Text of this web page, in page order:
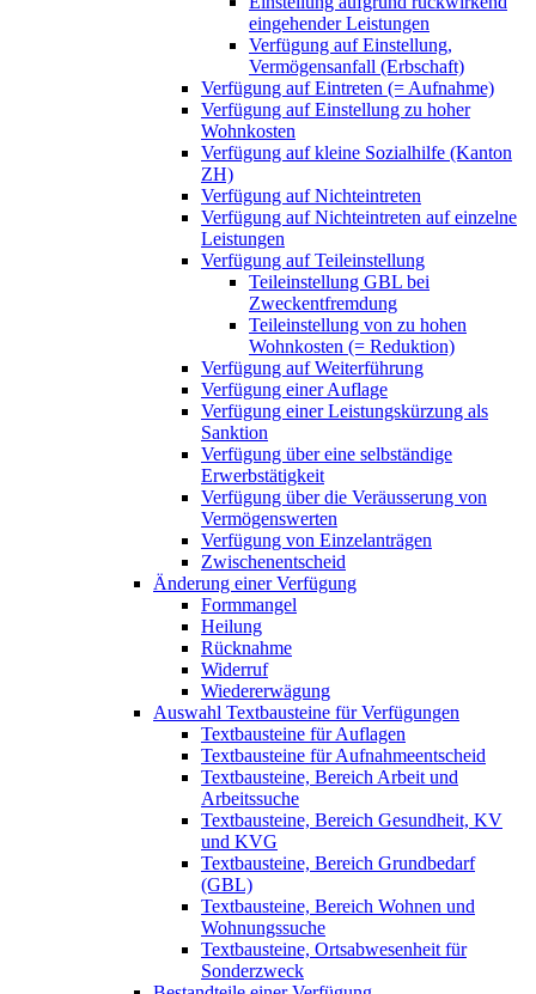
eingehender Leistungen
Verfügung auf Einstellung,
Vermögensanfall (Erbschaft)
Verfügung auf Eintreten (= Aufnahme)
Verfügung auf Einstellung zu hoher
Wohnkosten
Verfügung auf kleine Sozialhilfe (Kanton
ZH)
Verfügung auf Nichteintreten
Verfügung auf Nichteintreten auf einzelne
Leistungen
Verfügung auf Teileinstellung
Teileinstellung GBL bei
Zweckentfremdung
Teileinstellung von zu hohen
Wohnkosten (= Reduktion)
Verfügung auf Weiterführung
Verfügung einer Auflage
Verfügung einer Leistungskürzung als
Sanktion
Verfügung über eine selbständige
Erwerbstätigkeit
Verfügung über die Veräusserung von
Vermögenswerten
Verfügung von Einzelanträgen
Zwischenentscheid
Änderung einer Verfügung
Formmangel
Heilung
Rücknahme
Widerruf
Wiedererwägung
Auswahl Textbausteine für Verfügungen
Textbausteine für Auflagen
Textbausteine für Aufnahmeentscheid
Textbausteine, Bereich Arbeit und
Arbeitssuche
Textbausteine, Bereich Gesundheit, KV
und KVG
Textbausteine, Bereich Grundbedarf
(GBL)
Textbausteine, Bereich Wohnen und
Wohnungssuche
Textbausteine, Ortsabwesenheit für
Sonderzweck